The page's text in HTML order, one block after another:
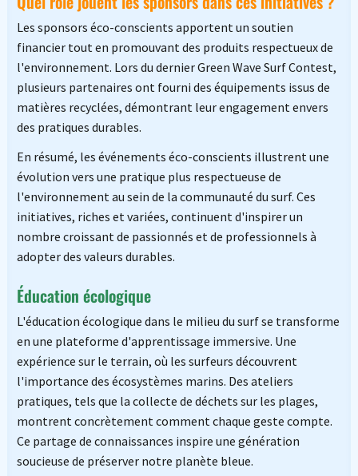
Les sponsors éco-conscients apportent un soutien
financier tout en promouvant des produits respectueux de
l'environnement. Lors du dernier Green Wave Surf Contest,
plusieurs partenaires ont fourni des équipements issus de
matières recyclées, démontrant leur engagement envers
des pratiques durables.
En résumé, les événements éco-conscients illustrent une
évolution vers une pratique plus respectueuse de
l'environnement au sein de la communauté du surf. Ces
initiatives, riches et variées, continuent d'inspirer un
nombre croissant de passionnés et de professionnels à
adopter des valeurs durables.
Éducation écologique
L'éducation écologique dans le milieu du surf se transforme
en une plateforme d'apprentissage immersive. Une
expérience sur le terrain, où les surfeurs découvrent
l'importance des écosystèmes marins. Des ateliers
pratiques, tels que la collecte de déchets sur les plages,
montrent concrètement comment chaque geste compte.
Ce partage de connaissances inspire une génération
soucieuse de préserver notre planète bleue.